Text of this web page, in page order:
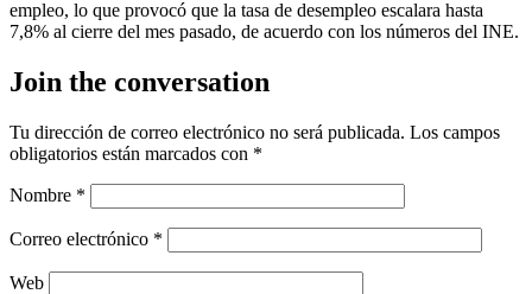
empleo, lo que provocó que la tasa de desempleo escalara hasta
7,8% al cierre del mes pasado, de acuerdo con los números del INE.
Join the conversation
Tu dirección de correo electrónico no será publicada. Los campos
obligatorios están marcados con *
Nombre *
Correo electrónico *
Web